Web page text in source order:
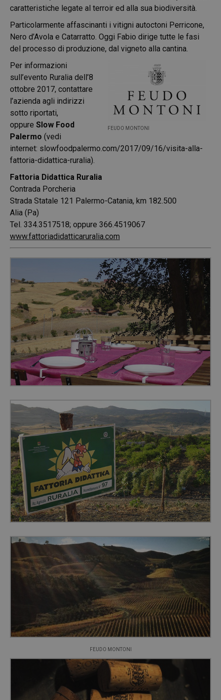
caratteristiche legate al terroir ed alla sua biodiversità.
Particolarmente affascinanti i vitigni autoctoni Perricone,
Nero d’Avola e Catarratto. Oggi Fabio dirige tutte le fasi
del processo di produzione, dal vigneto alla cantina.
FEUDO MONTONI
Per informazioni
sull’evento Ruralia dell’8
ottobre 2017, contattare
l’azienda agli indirizzi
sotto riportati,
oppure Slow Food
Palermo (vedi
internet: slowfoodpalermo.com/2017/09/16/visita-alla-
fattoria-didattica-ruralia).
Fattoria Didattica Ruralia
Contrada Porcheria
Strada Statale 121 Palermo-Catania, km 182.500
Alia (Pa)
Tel. 334.3517518; oppure 366.4519067
www.fattoriadidatticaruralia.com
FEUDO MONTONI